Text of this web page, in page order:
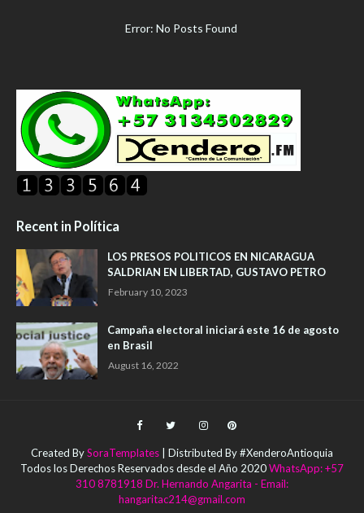
Error: No Posts Found
Recent in Política
LOS PRESOS POLITICOS EN NICARAGUA
SALDRIAN EN LIBERTAD, GUSTAVO PETRO
February 10, 2023
Campaña electoral iniciará este 16 de agosto
en Brasil
August 16, 2022
Created BySoraTemplates | Distributed By #XenderoAntioquia
Todos los Derechos Reservados desde el Año 2020WhatsApp: +57
310 8781918 Dr. Hernando Angarita - Email:
hangaritac214@gmail.com